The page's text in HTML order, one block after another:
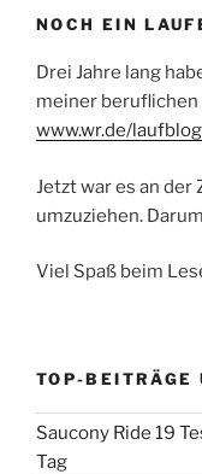
NOCH EIN
Drei Jahre lang
meiner
www.wr.de/laufblog
Jetzt war es an der
umzuziehen.
Viel Spaß beim
TOP-BEITRÄGE
Saucony Ride 19
Tag